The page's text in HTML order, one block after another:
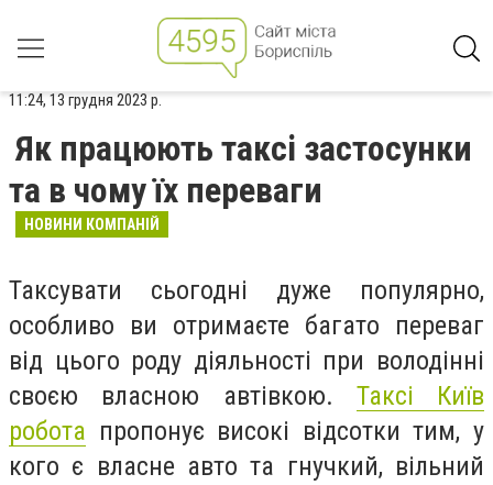
11:24, 13 грудня 2023 р.
Як працюють таксі застосунки
та в чому їх переваги
НОВИНИ КОМПАНІЙ
Таксувати сьогодні дуже популярно,
особливо ви отримаєте багато переваг
від цього роду діяльності при володінні
своєю власною автівкою. Таксі Київ
робота пропонує високі відсотки тим, у
кого є власне авто та гнучкий, вільний